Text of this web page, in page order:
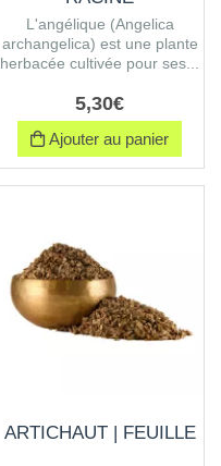
L'angélique (Angelica
archangelica) est une plante
herbacée cultivée pour ses...
5,30€
Ajouter au panier
ARTICHAUT | FEUILLE